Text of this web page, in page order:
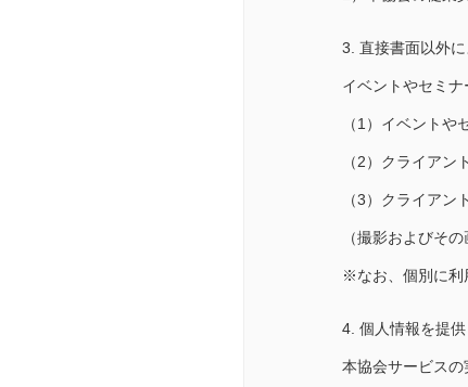
3. 直接書面以外
イベントやセミ
（1）イベント
（2）クライア
（3）クライア
（撮影およびそ
※なお、個別に利
4. 個人情報を提
本協会サービス